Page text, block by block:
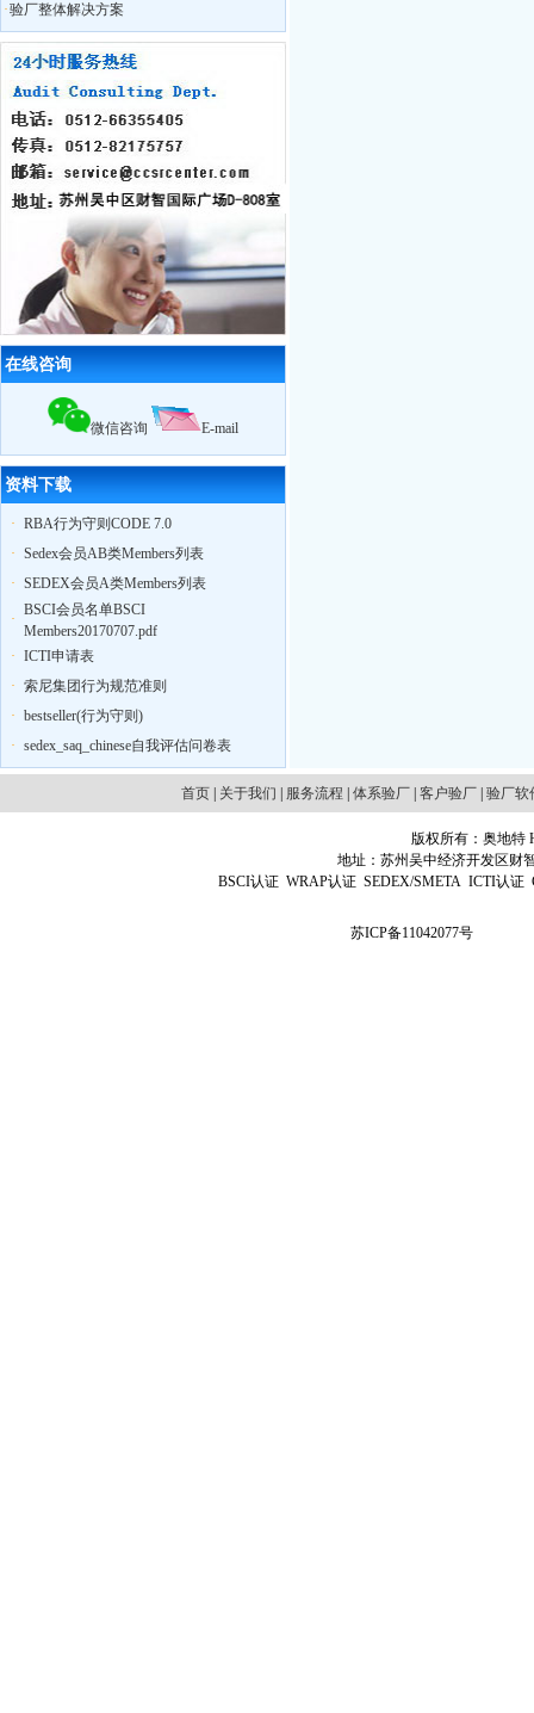
热烈祝贺我公司员工Charly月15日获得
ISO外审员资格证书
6月29日我公司CSR研讨会在无锡召开
10月28日苏州XX服饰在我公司辅导下
通过BSCI认证，被审核员誉为苏州最
优服装工厂
10月29日苏州奥地特企业管理咨询有
限公司，召开公司大会公布上半年业
绩，累计辅导企业322家，一次性通过
率95%
12月18日，苏州奥地特企业对厦门27
家外贸公司开展BSCI认知培训公开课
扬州zy玩具
认证取得优异成绩
2010我公司业绩大幅增长,全年累计辅
导工厂达903家！
2011年3月，帮助83家工厂通过验厂
（其中ICTI认证
2011年4月，帮助75家工厂通过验厂
（其中EICC认证
2011年5月，帮助79家工厂通过验厂
·验厂整体解决方案
在线咨询
微信咨询 E-mail
资料下载
· RBA行为守则CODE 7.0
· Sedex会员AB类Members列表
· SEDEX会员A类Members列表
·
BSCI会员名单BSCI
Members20170707.pdf
· ICTI申请表
· 索尼集团行为规范准则
· bestseller(行为守则)
· sedex_saq_chinese自我评估问卷表
首页| 关于我们 服务流程 体系验厂| 客户验厂| 验厂软
版权所有：奥地特
地址：苏州吴中经济开发区财
BSCI认证 WRAP认证 SEDEX/SMETA ICTI认证
苏ICP备11042077号